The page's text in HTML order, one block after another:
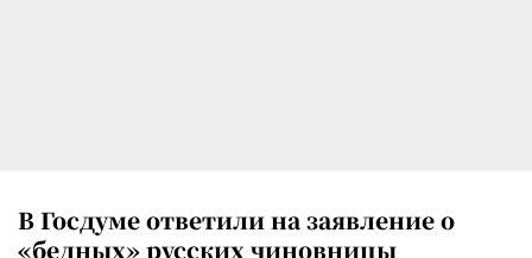
В Госдуме ответили на заявление о
«бедных» русских чиновницы